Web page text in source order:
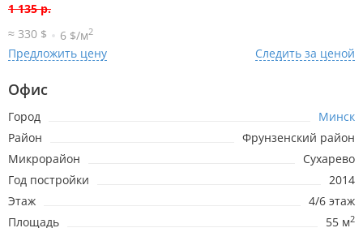
9.12.2025
1 135 р.
≈ 330 $
6 $/м2
Предложить цену Следить за ценой
Офис
Город
Минск
Район
Фрунзенский район
Микрорайон
Сухарево
Год постройки
2014
Этаж
4/6 этаж
Площадь
55 м2